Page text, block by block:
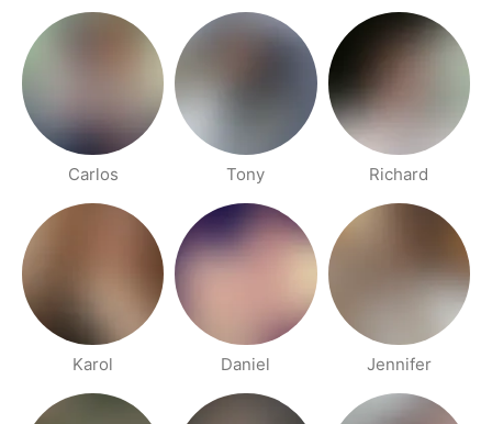
Carlos Tony Richard
Karol Daniel Jennifer